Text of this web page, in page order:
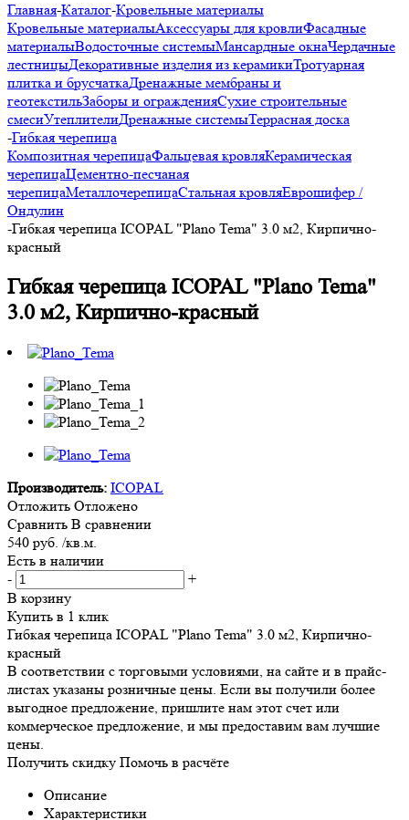
Главная-Каталог-Кровельные материалы
Кровельные материалыАксессуары для кровлиФасадные
материалыВодосточные системыМансардные окнаЧердачные
лестницыДекоративные изделия из керамикиТротуарная
плитка и брусчаткаДренажные мембраны и
геотекстильЗаборы и огражденияСухие строительные
смесиУтеплителиДренажные системыТеррасная доска
-Гибкая черепица
Композитная черепицаФальцевая кровляКерамическая
черепицаЦементно-песчаная
черепицаМеталлочерепицаСтальная кровляЕврошифер /
Ондулин
-Гибкая черепица ICOPAL "Plano Tema" 3.0 м2, Кирпично-
красный
Гибкая черепица ICOPAL "Plano Tema"
3.0 м2, Кирпично-красный
Производитель: ICOPAL
Отложить Отложено
Сравнить В сравнении
540 руб. /кв.м.
Есть в наличии
-
+
В корзину
Купить в 1 клик
Гибкая черепица ICOPAL "Plano Tema" 3.0 м2, Кирпично-
красный
В соответствии с торговыми условиями, на сайте и в прайс-
листах указаны розничные цены. Если вы получили более
выгодное предложение, пришлите нам этот счет или
коммерческое предложение, и мы предоставим вам лучшие
цены.
Получить скидку Помочь в расчёте
Описание
Характеристики